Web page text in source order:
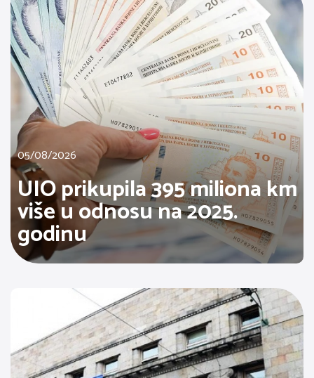
05/08/2026
UIO prikupila 395 miliona km
više u odnosu na 2025.
godinu